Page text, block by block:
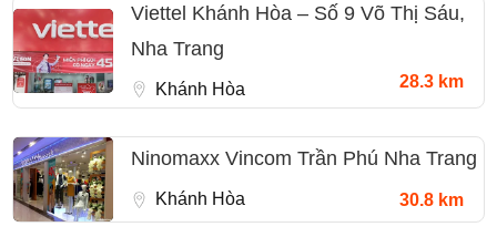
Viettel Khánh Hòa – Số 9 Võ Thị Sáu,
Nha Trang
Khánh Hòa 28.3 km
Ninomaxx Vincom Trần Phú Nha Trang
Khánh Hòa 30.8 km